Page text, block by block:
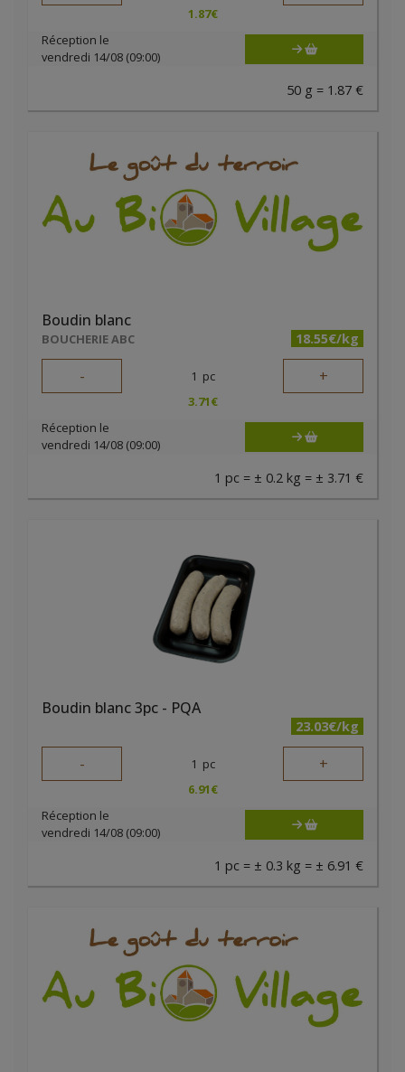
1.87€
Réception le
vendredi 14/08 (09:00)
50 g = 1.87 €
Boudin blanc
BOUCHERIE ABC 18.55€/kg
- 1 pc +
3.71€
Réception le
vendredi 14/08 (09:00)
1 pc = ± 0.2 kg = ± 3.71 €
Boudin blanc 3pc - PQA
23.03€/kg
- 1 pc +
6.91€
Réception le
vendredi 14/08 (09:00)
1 pc = ± 0.3 kg = ± 6.91 €